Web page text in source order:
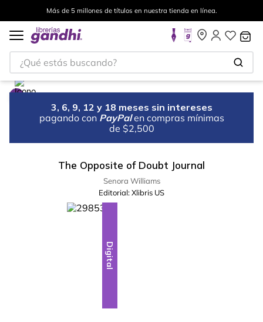
Más de 5 millones de títulos en nuestra tienda en línea.
¿Qué estás buscando?
3, 6, 9, 12 y 18 meses sin intereses
pagando con PayPal en compras mínimas
de $2,500
The Opposite of Doubt Journal
Senora Williams
Editorial:Xlibris US
Digital